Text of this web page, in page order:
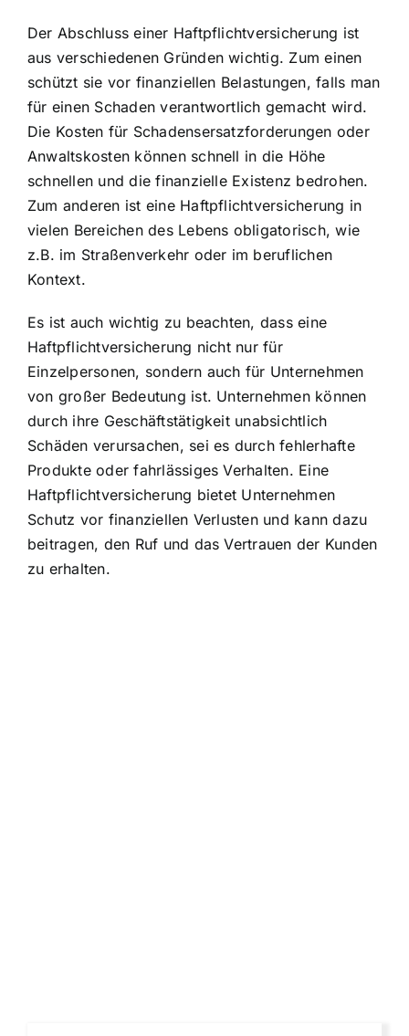
Der Abschluss einer Haftpflichtversicherung ist
aus verschiedenen Gründen wichtig. Zum einen
schützt sie vor finanziellen Belastungen, falls man
für einen Schaden verantwortlich gemacht wird.
Die Kosten für Schadensersatzforderungen oder
Anwaltskosten können schnell in die Höhe
schnellen und die finanzielle Existenz bedrohen.
Zum anderen ist eine Haftpflichtversicherung in
vielen Bereichen des Lebens obligatorisch, wie
z.B. im Straßenverkehr oder im beruflichen
Kontext.
Es ist auch wichtig zu beachten, dass eine
Haftpflichtversicherung nicht nur für
Einzelpersonen, sondern auch für Unternehmen
von großer Bedeutung ist. Unternehmen können
durch ihre Geschäftstätigkeit unabsichtlich
Schäden verursachen, sei es durch fehlerhafte
Produkte oder fahrlässiges Verhalten. Eine
Haftpflichtversicherung bietet Unternehmen
Schutz vor finanziellen Verlusten und kann dazu
beitragen, den Ruf und das Vertrauen der Kunden
zu erhalten.